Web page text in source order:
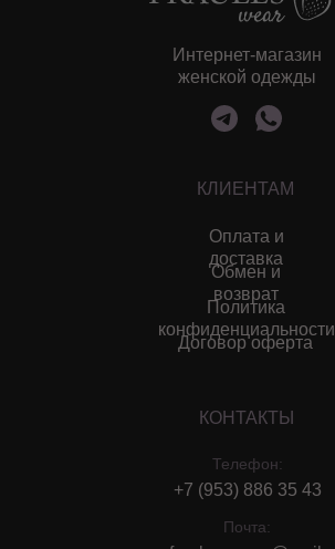
Интернет-магазин
женской одежды
КЛИЕНТАМ
КОНТАКТЫ
Оплата и
доставка
Телефон:
Почта:
Обмен и
возврат
+7 (953) 886 35 43
Политика
конфиденциальности
Договор оферта